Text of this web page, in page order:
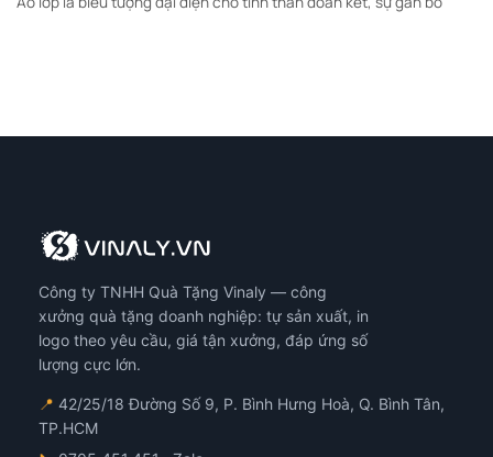
Công ty TNHH Quà Tặng Vinaly — công
xưởng quà tặng doanh nghiệp: tự sản xuất, in
logo theo yêu cầu, giá tận xưởng, đáp ứng số
lượng cực lớn.
📍 42/25/18 Đường Số 9, P. Bình Hưng Hoà, Q. Bình Tân,
TP.HCM